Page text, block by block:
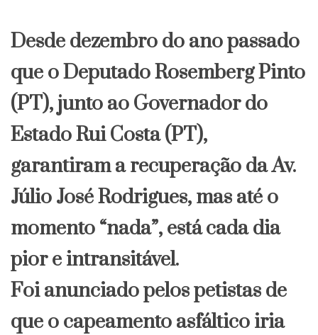
Desde dezembro do ano passado
que o Deputado Rosemberg Pinto
(PT), junto ao Governador do
Estado Rui Costa (PT),
garantiram a recuperação da Av.
Júlio José Rodrigues, mas até o
momento “nada”, está cada dia
pior e intransitável.
Foi anunciado pelos petistas de
que o capeamento asfáltico iria